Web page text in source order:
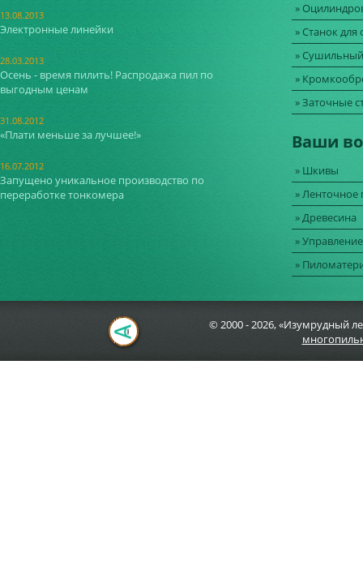
13.08.2013
Электронные линейки
28.03.2013
Осень - время пилить! Распродажа пил по
выгодным ценам
31.08.2012
«Плати меньше за лучшее!»
16.07.2012
Запущено уникальное производство по
переработке тонкомера
»
» Станок
»
»
» Заточные
Ваши
» Шкивы
» Ленточное
» Древесина
»
»
© 2000 - 2026, «Изумрудный